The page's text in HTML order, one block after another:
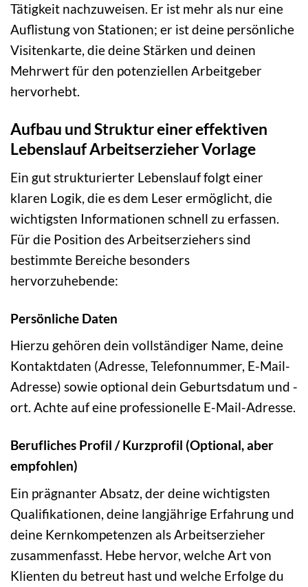
Tätigkeit nachzuweisen. Er ist mehr als nur eine
Auflistung von Stationen; er ist deine persönliche
Visitenkarte, die deine Stärken und deinen
Mehrwert für den potenziellen Arbeitgeber
hervorhebt.
Aufbau und Struktur einer effektiven
Lebenslauf Arbeitserzieher Vorlage
Ein gut strukturierter Lebenslauf folgt einer
klaren Logik, die es dem Leser ermöglicht, die
wichtigsten Informationen schnell zu erfassen.
Für die Position des Arbeitserziehers sind
bestimmte Bereiche besonders
hervorzuhebende:
Persönliche Daten
Hierzu gehören dein vollständiger Name, deine
Kontaktdaten (Adresse, Telefonnummer, E-Mail-
Adresse) sowie optional dein Geburtsdatum und -
ort. Achte auf eine professionelle E-Mail-Adresse.
Berufliches Profil / Kurzprofil (Optional, aber
empfohlen)
Ein prägnanter Absatz, der deine wichtigsten
Qualifikationen, deine langjährige Erfahrung und
deine Kernkompetenzen als Arbeitserzieher
zusammenfasst. Hebe hervor, welche Art von
Klienten du betreut hast und welche Erfolge du